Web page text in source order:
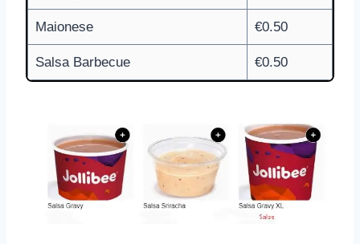
Maionese €0.50
Salsa Barbecue €0.50